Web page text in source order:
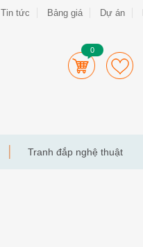
Tin tức Bảng giá Dự án
0
Tranh đắp nghệ thuật